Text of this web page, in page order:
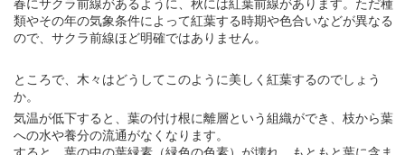
春にサクラ前線があるように、秋には紅葉前線があります。ただ種
類やその年の気象条件によって紅葉する時期や色合いなどが異なる
ので、サクラ前線ほど明確ではありません。
ところで、木々はどうしてこのように美しく紅葉するのでしょう
か。
気温が低下すると、葉の付け根に離層という組織ができ、枝から葉
への水や養分の流通がなくなります。